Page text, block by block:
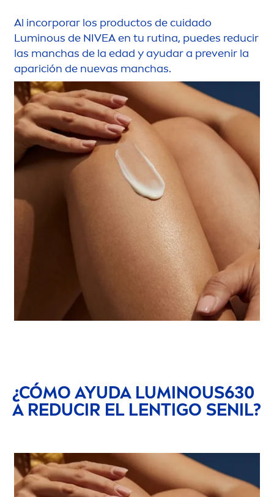
Al incorporar los productos de cuidado
Luminous de NIVEAen tu rutina, puedes reducir
las manchas de la edad y ayudar a prevenir la
aparición de nuevas manchas.
¿CÓMO AYUDA LUMINOUS630
A REDUCIR EL LENTIGO SENIL?